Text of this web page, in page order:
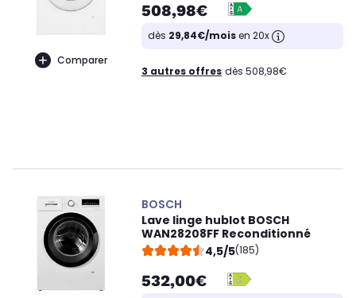
Comparer
508,98€
dès 29,84€/moisen 20x
3 autres offres dès 508,98€
BOSCH
Lave linge hublot BOSCH
WAN28208FF Reconditionné
4,5/5(185)
532,00€